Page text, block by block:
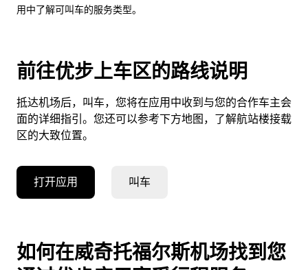
用中了解可叫车的服务类型。
前往优步上车区的路线说明
抵达机场后，叫车，您将在应用中收到与您的合作车主会
面的详细指引。您还可以参考下方地图，了解航站楼接载
区的大致位置。
打开应用 叫车
如何在威奇托福尔斯机场找到您